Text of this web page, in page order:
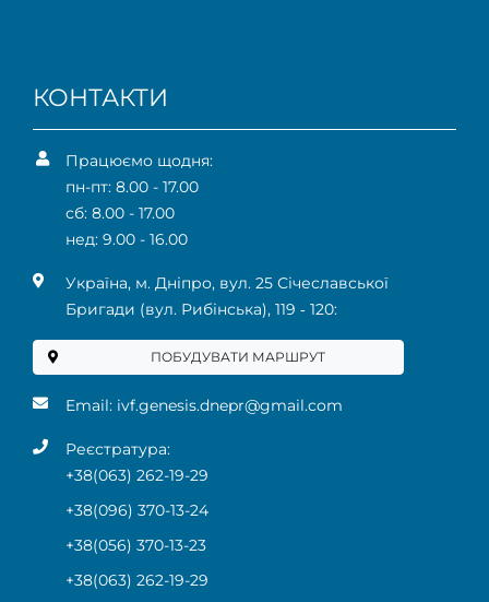
КОНТАКТИ
Працюємо щодня:
пн-пт: 8.00 - 17.00
сб: 8.00 - 17.00
нед: 9.00 - 16.00
Українa, м. Дніпро, вул. 25 Січеславської
Бригади (вул. Рибінська), 119 ‑ 120:
ПОБУДУВАТИ МАРШРУТ
Email: ivf.genesis.dnepr@gmail.com
Реєстратура:
+38(063) 262-19-29
+38(096) 370-13-24
+38(056) 370-13-23
+38(063) 262-19-29